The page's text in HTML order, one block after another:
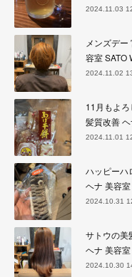
2024.11.03
メンズデ
容室 SATO
2024.11.02
11月もよ
髪質改善
2024.11.01
ハッピーハ
ヘナ 美容
2024.10.31
サトウの美
ヘナ 美容
2024.10.30